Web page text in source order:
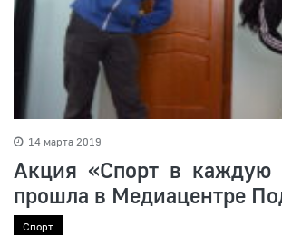
14 марта 2019
Акция «Спорт в каждую
прошла в Медиацентре
Спорт